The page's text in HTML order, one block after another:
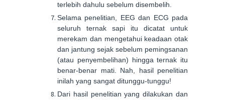
terlebih dahulu sebelum disembelih.
Selama penelitian, EEG dan ECG pada
seluruh ternak sapi itu dicatat untuk
merekam dan mengetahui keadaan otak
dan jantung sejak sebelum pemingsanan
(atau penyembelihan) hingga ternak itu
benar-benar mati. Nah, hasil penelitian
inilah yang sangat ditunggu-tunggu!
Dari hasil penelitian yang dilakukan dan